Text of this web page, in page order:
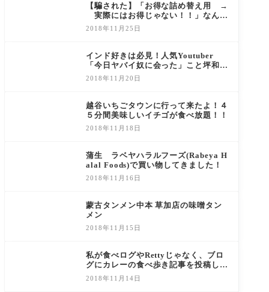
【騙された】「お得な詰め替え用 →
実際にはお得じゃない！！」なんて
事良くあるよね？
2018年11月25日
インド好きは必見！人気Youtuber
「今日ヤバイ奴に会った」こと坪和寛
久さんの動画が唯一無二の面白さ！
2018年11月20日
越谷いちごタウンに行って来たよ！４
５分間美味しいイチゴが食べ放題！！
2018年11月18日
蒲生 ラベヤハラルフーズ(Rabeya H
alal Foods)で買い物してきました！
2018年11月16日
蒙古タンメン中本 草加店の味噌タン
メン
2018年11月15日
私が食べログやRettyじゃなく、ブロ
グにカレーの食べ歩き記事を投稿して
る理由
2018年11月14日